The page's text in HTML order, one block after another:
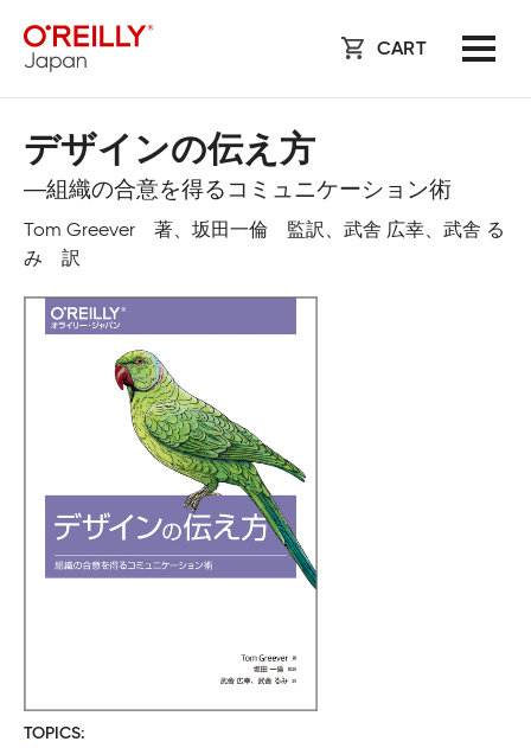
CART
デザインの伝え方
―組織の合意を得るコミュニケーション術
Tom Greever 著、坂田一倫 監訳、武舎 広幸、武舎 る
み 訳
TOPICS